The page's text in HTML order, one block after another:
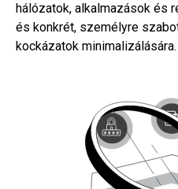
hálózatok, alkalmazások és
és konkrét, személyre
kockázatok minimalizálására.